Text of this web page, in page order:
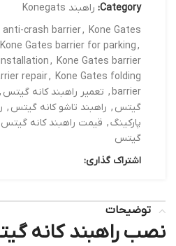
Category: راهبند Konegats
anti-crash barrier, Kone Gates
Kone Gates barrier for parking,
, Kone Gates barrier
repair, Kone Gates folding
barrier
, تعمیر راهبند کانه گیتس ,
گیتس , راهبند تاشو کانه گیتس ,
پارکینگ, قیمت راهبند کانه گیتس
گیتس
اشتراک گذاری:
توضیحات
نصب راهبند کانه